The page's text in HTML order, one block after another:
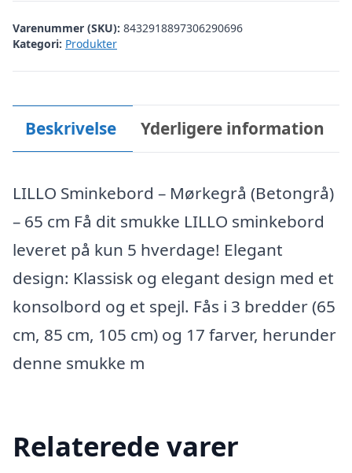
Varenummer (SKU): 8432918897306290696
Kategori: Produkter
Beskrivelse Yderligere information
LILLO Sminkebord – Mørkegrå (Betongrå)
– 65 cm Få dit smukke LILLO sminkebord
leveret på kun 5 hverdage! Elegant
design: Klassisk og elegant design med et
konsolbord og et spejl. Fås i 3 bredder (65
cm, 85 cm, 105 cm) og 17 farver, herunder
denne smukke m
Relaterede varer